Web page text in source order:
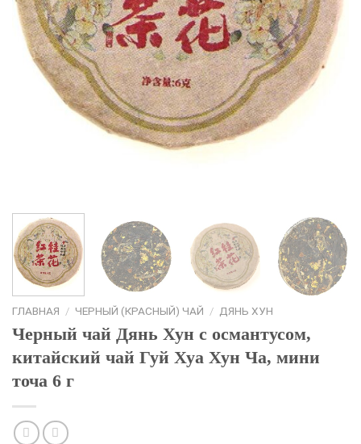
ГЛАВНАЯ / ЧЕРНЫЙ (КРАСНЫЙ) ЧАЙ / ДЯНЬ ХУН
Черный чай Дянь Хун с османтусом,
китайский чай Гуй Хуа Хун Ча, мини
точа 6 г